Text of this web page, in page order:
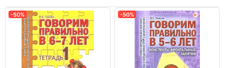
-50% -50%